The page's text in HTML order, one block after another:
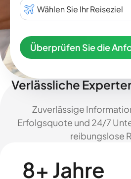
Wählen Sie Ihr Reiseziel
Überprüfen Sie die
Verlässliche
Zuverlässige
Erfolgsquote und 24/7
reibungslose
8+ Jahre